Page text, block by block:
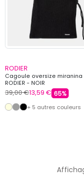
RODIER
Cagoule oversize miranina
RODIER - NOIR
39,00 €13,59 € 65%
+ 5 autres couleurs